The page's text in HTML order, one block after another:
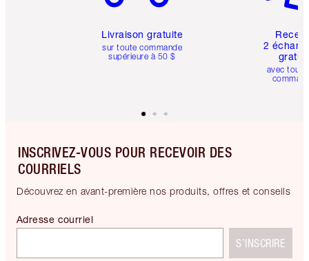
Livraison gratuite
sur toute commande
supérieure à 50 $
2
avec
INSCRIVEZ-VOUS POUR RECEVOIR DES
COURRIELS
Découvrez en avant-première nos produits, offres et conseils
Adresse courriel
S’INSCRIRE